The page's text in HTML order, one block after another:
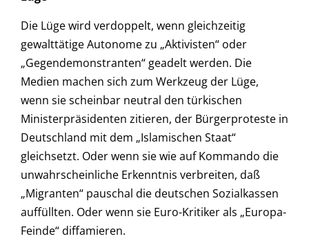
Die Lüge wird verdoppelt, wenn gleichzeitig
gewalttätige Autonome zu „Aktivisten“ oder
„Gegendemonstranten“ geadelt werden. Die
Medien machen sich zum Werkzeug der Lüge,
wenn sie scheinbar neutral den türkischen
Ministerpräsidenten zitieren, der Bürgerproteste in
Deutschland mit dem „Islamischen Staat“
gleichsetzt. Oder wenn sie wie auf Kommando die
unwahrscheinliche Erkenntnis verbreiten, daß
„Migranten“ pauschal die deutschen Sozialkassen
auffüllten. Oder wenn sie Euro-Kritiker als „Europa-
Feinde“ diffamieren.